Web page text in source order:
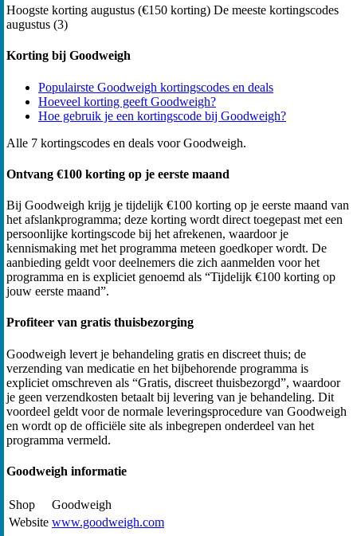
Hoogste korting augustus (€150 korting) De meeste kortingscodes
augustus (3)
Korting bij Goodweigh
Populairste Goodweigh kortingscodes en deals
Hoeveel korting geeft Goodweigh?
Hoe gebruik je een kortingscode bij Goodweigh?
Alle 7 kortingscodes en deals voor Goodweigh.
Ontvang €100 korting op je eerste maand
Bij Goodweigh krijg je tijdelijk €100 korting op je eerste maand van
het afslankprogramma; deze korting wordt direct toegepast met een
persoonlijke kortingscode bij het afrekenen, waardoor je
kennismaking met het programma meteen goedkoper wordt. De
aanbieding geldt voor deelnemers die zich aanmelden voor het
programma en is expliciet genoemd als “Tijdelijk €100 korting op
jouw eerste maand”.
Profiteer van gratis thuisbezorging
Goodweigh levert je behandeling gratis en discreet thuis; de
verzending van medicatie en het bijbehorende programma is
expliciet omschreven als “Gratis, discreet thuisbezorgd”, waardoor
je geen verzendkosten betaalt bij levering van je behandeling. Dit
voordeel geldt voor de normale leveringsprocedure van Goodweigh
en wordt op de officiële site als inbegrepen onderdeel van het
programma vermeld.
Goodweigh informatie
Shop
Goodweigh
Website www.goodweigh.com